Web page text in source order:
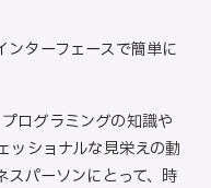
ンターフェースで簡単に
ログラミングの知識や
ッショナルな見栄えの動
スパーソンにとって、時